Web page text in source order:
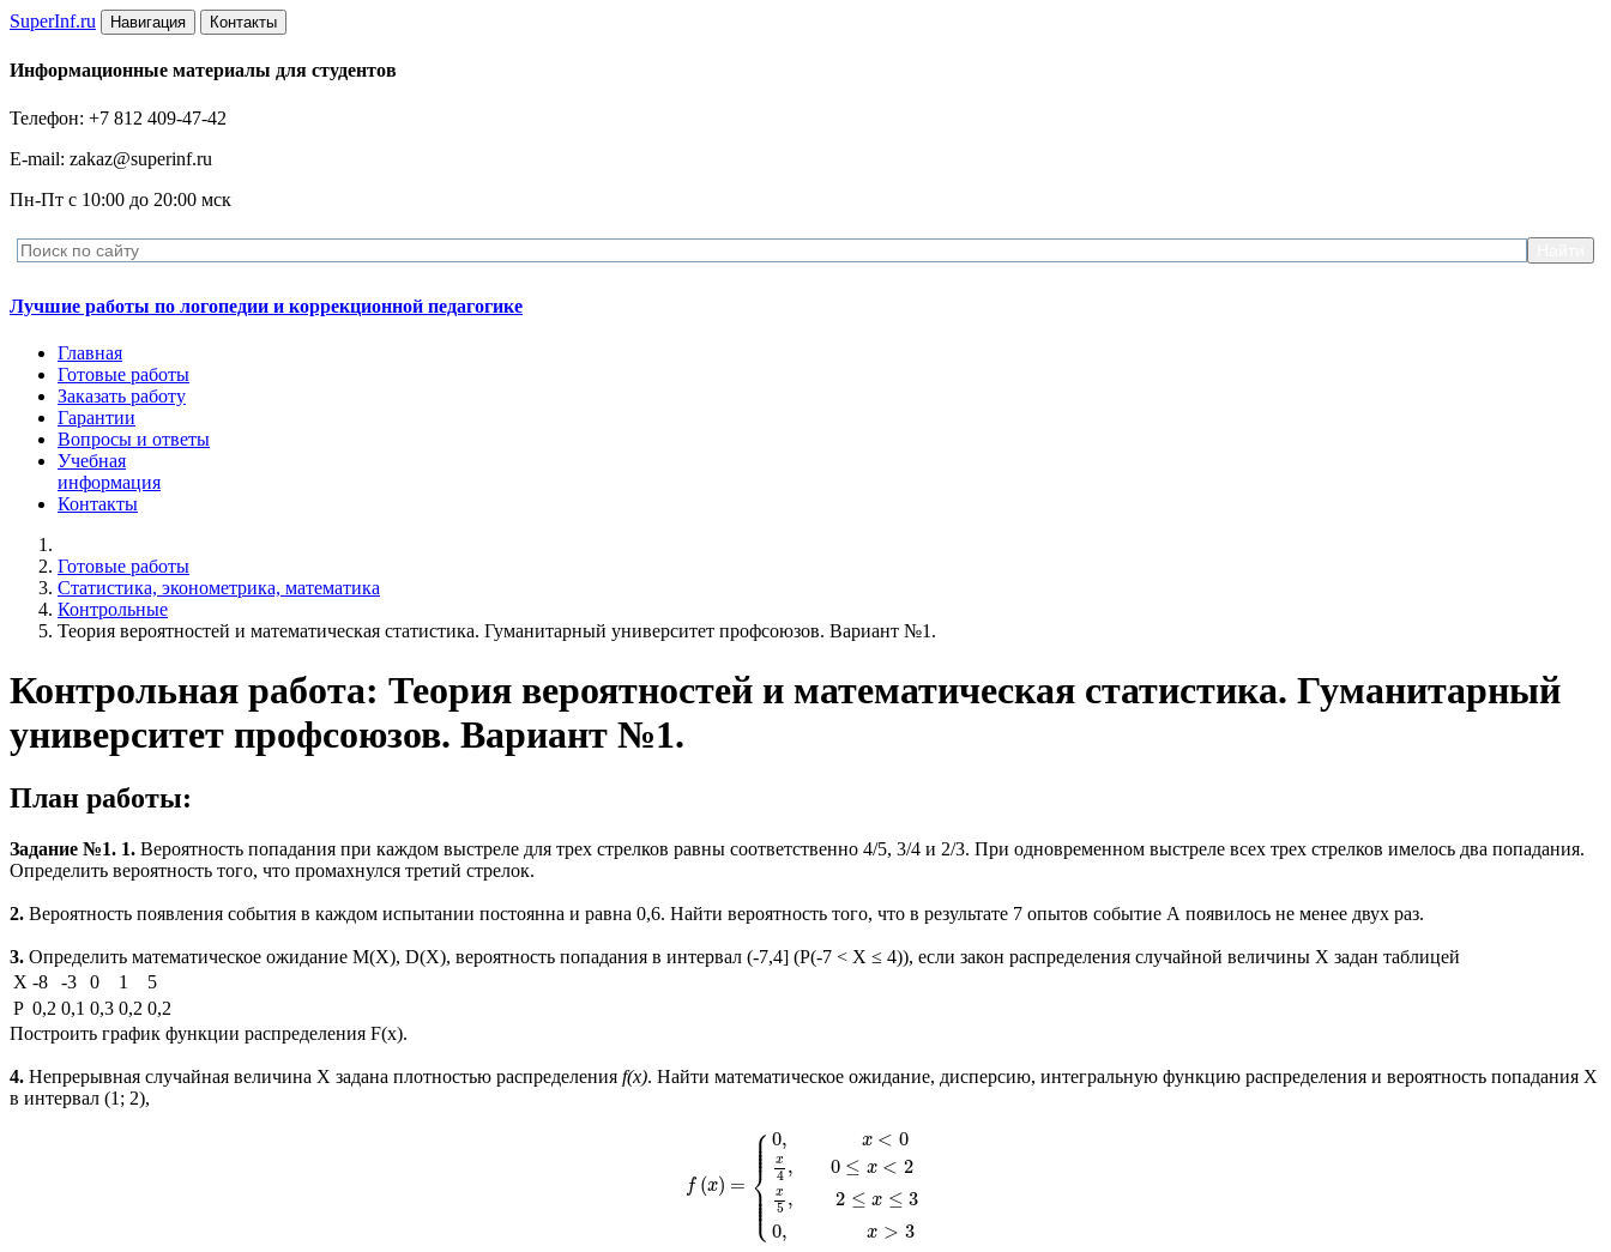
SuperInf.ru Навигация Контакты
Информационные материалы для студентов
Телефон: +7 812 409-47-42
E-mail: zakaz@superinf.ru
Пн-Пт с 10:00 до 20:00 мск
Лучшие работы по логопедии и коррекционной педагогике
Главная
Готовые работы
Заказать работу
Гарантии
Вопросы и ответы
Учебная
информация
Контакты
Готовые работы
Статистика, эконометрика, математика
Контрольные
Теория вероятностей и математическая статистика. Гуманитарный университет профсоюзов. Вариант №1.
Контрольная работа: Теория вероятностей и математическая статистика. Гуманитарный
университет профсоюзов. Вариант №1.
План работы:
Задание №1. 1. Вероятность попадания при каждом выстреле для трех стрелков равны соответственно 4/5, 3/4 и 2/3. При одновременном выстреле всех трех стрелков имелось два попадания.
Определить вероятность того, что промахнулся третий стрелок.
2. Вероятность появления события в каждом испытании постоянна и равна 0,6. Найти вероятность того, что в результате 7 опытов событие А появилось не менее двух раз.
3. Определить математическое ожидание М(Х), D(Х), вероятность попадания в интервал (-7,4] (Р(-7 < Х ≤ 4)), если закон распределения случайной величины Х задан таблицей
Х -8 -3 0 1
5
Р 0,2 0,1 0,3 0,2 0,2
Построить график функции распределения F(x).
4. Непрерывная случайная величина X задана плотностью распределения f(x). Найти математическое ожидание, дисперсию, интегральную функцию распределения и вероятность попадания X
в интервал (1; 2),
f (x) =
⎧
⎪
⎪
⎪
⎪
⎪
⎨
⎪
⎪
⎪ ⎪ ⎪⎩
0, x < 0
x
4 , 0 ≤ x < 2
x
5 , 2 ≤ x ≤ 3
0, x > 3
< 0x ≤ x≤